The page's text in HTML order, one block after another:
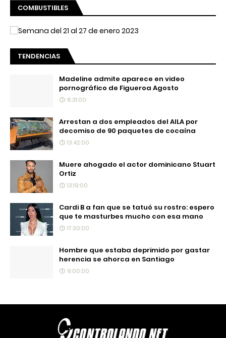
COMBUSTIBLES
TENDENCIAS
Madeline admite aparece en video
pornográfico de Figueroa Agosto
6:31:00
Arrestan a dos empleados del AILA por
decomiso de 90 paquetes de cocaína
13:42:00
Muere ahogado el actor dominicano Stuart
Ortiz
13:19:00
Cardi B a fan que se tatuó su rostro: espero
que te masturbes mucho con esa mano
17:30:00
Hombre que estaba deprimido por gastar
herencia se ahorca en Santiago
9:00:00